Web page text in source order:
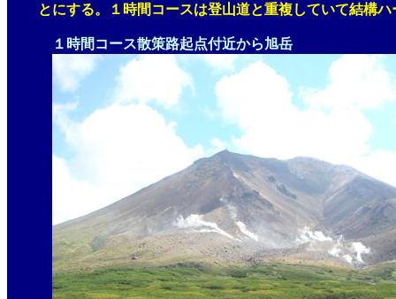
とにする。１時間コースは登山道と重複していて結構ハ
１時間コース散策路起点付近から旭岳